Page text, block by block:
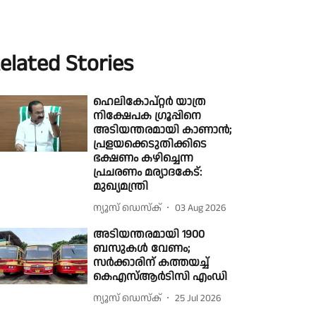
Stories
ഹെലികോപ്റ്റര്‍ യാത്ര
നിക്ഷേപക ഗ്രൂപ്പിനെ
അടിയന്തരമായി കാണാൻ;
പ്രളയക്കെടുതിക്കിടെ
ഭക്ഷണം കഴിച്ചെന്ന
പ്രചരണം മര്യാദകേട്:
മുഖ്യമന്ത്രി
ന്യൂസ് ഡെസ്ക് 03 Aug 2026
അടിയന്തരമായി 1900
ബസുകൾ വേണം;
സർക്കാരിന് കത്തയച്ച്
കെഎസ്ആർടിസി എംഡി
ന്യൂസ് ഡെസ്ക് 25 Jul 2026